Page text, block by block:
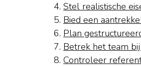
Stel realistische
Bied een
Plan
Betrek het team
Controleer